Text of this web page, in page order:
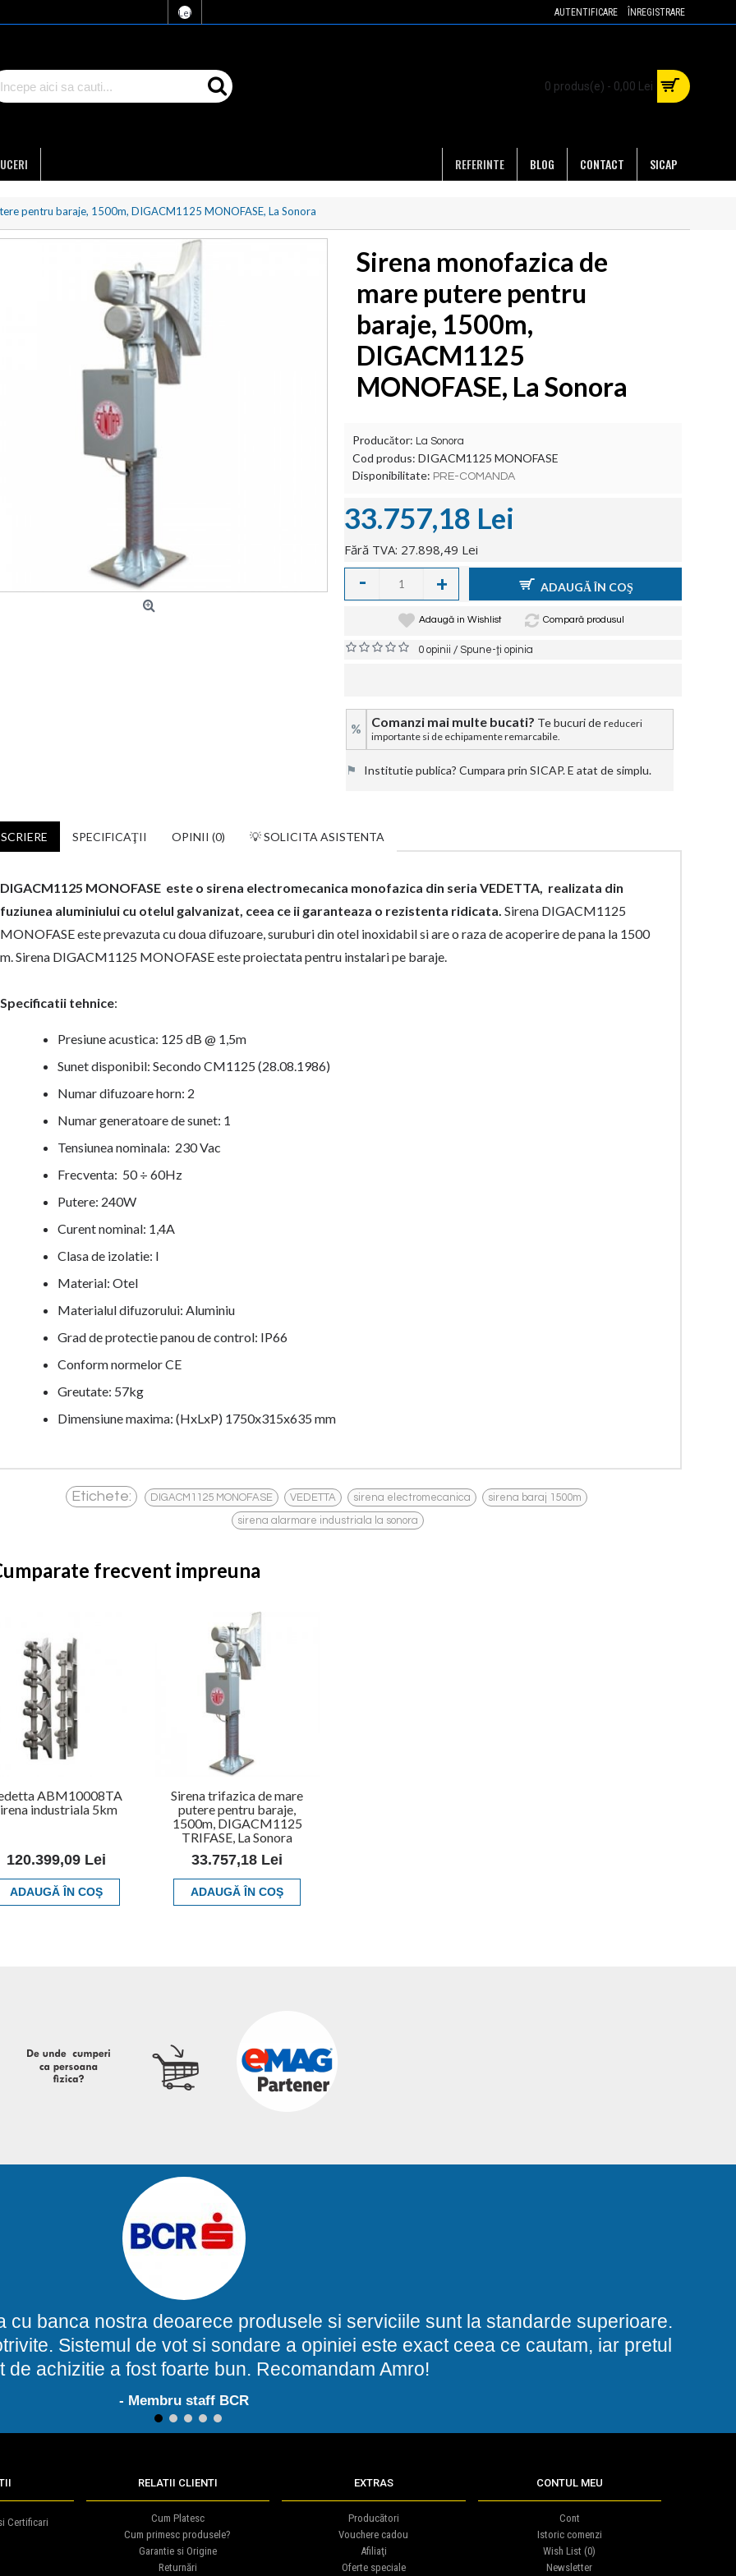
Lei AUTENTIFICARE ÎNREGISTRARE
0 produs(e) - 0,00 Lei
SICAP
CONTACT
BLOG
REFERINTE
pentru baraje, 1500m, DIGACM1125 MONOFASE, La Sonora
Sirena monofazica de
mare putere pentru
baraje, 1500m,
DIGACM1125
MONOFASE, La Sonora
Producător: La Sonora
Cod produs: DIGACM1125 MONOFASE
Disponibilitate: PRE-COMANDA
33.757,18 Lei
Fără TVA: 27.898,49 Lei
- + ADAUGĂ ÎN COŞ
Adaugă in Wishlist Compară produsul
0 opinii /Spune-ţi opinia
% Comanzi mai multe bucati? Te bucuri de reduceri
importante si de echipamente remarcabile.
⚑ Institutie publica? Cumpara prin SICAP. E atat de simplu.
SPECIFICAŢII OPINII (0) 💡 SOLICITA ASISTENTA
DIGACM1125 MONOFASE este o sirena electromecanica monofazica din seria VEDETTA, realizata din
fuziunea aluminiului cu otelul galvanizat, ceea ce ii garanteaza o rezistenta ridicata. Sirena DIGACM1125
MONOFASE este prevazuta cu doua difuzoare, suruburi din otel inoxidabil si are o raza de acoperire de pana la 1500
m. Sirena DIGACM1125 MONOFASE este proiectata pentru instalari pe baraje.
Specificatii tehnice:
Presiune acustica: 125 dB @ 1,5m
Sunet disponibil: Secondo CM1125 (28.08.1986)
Numar difuzoare horn: 2
Numar generatoare de sunet: 1
Tensiunea nominala: 230 Vac
Frecventa: 50 ÷ 60Hz
Putere: 240W
Curent nominal: 1,4A
Clasa de izolatie: I
Material: Otel
Materialul difuzorului: Aluminiu
Grad de protectie panou de control: IP66
Conform normelor CE
Greutate: 57kg
Dimensiune maxima: (HxLxP) 1750x315x635 mm
Etichete: DIGACM1125 MONOFASE VEDETTA sirena electromecanica sirena baraj 1500m
sirena alarmare industriala la sonora
frecvent impreuna
ABM10008TA
industriala 5km
120.399,09 Lei
ADAUGĂ ÎN COŞ
Sirena trifazica de mare
putere pentru baraje,
1500m, DIGACM1125
TRIFASE, La Sonora
33.757,18 Lei
ADAUGĂ ÎN COŞ
cu banca nostra deoarece produsele si serviciile sunt la standarde superioare.
Sistemul de vot si sondare a opiniei este exact ceea ce cautam, iar pretul
de achizitie a fost foarte bun. Recomandam Amro!
- Membru staff BCR
1 2 3 4 5
Certificari
RELATII CLIENTI
Cum Platesc
Cum primesc produsele?
Garantie si Origine
Returnări
EXTRAS
Producători
Vouchere cadou
Afiliaţi
Oferte speciale
CONTUL MEU
Cont
Istoric comenzi
Wish List (0)
Newsletter